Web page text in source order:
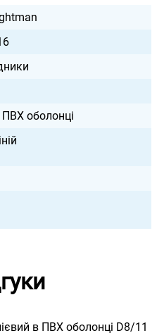
ПВХ оболонці
в ПВХ оболонці D8/11